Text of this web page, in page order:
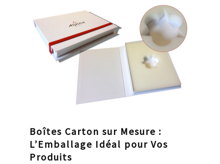
Boîtes Carton sur Mesure :
L’Emballage Idéal pour Vos
Produits